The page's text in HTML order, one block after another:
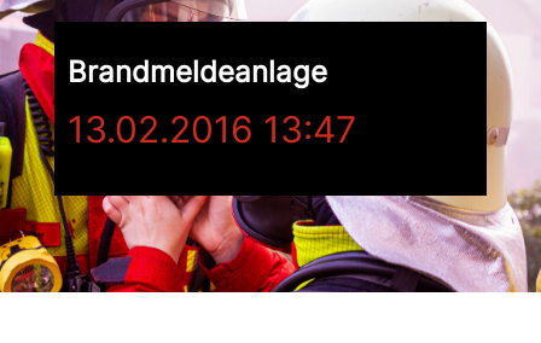
Brandmeldeanlage
13.02.2016 13:47